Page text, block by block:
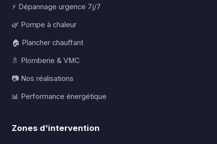
⚡ Dépannage urgence 7j/7
🌿 Pompe à chaleur
🏠 Plancher chauffant
🚿 Plomberie & VMC
📷 Nos réalisations
📊 Performance énergétique
Zones d'intervention